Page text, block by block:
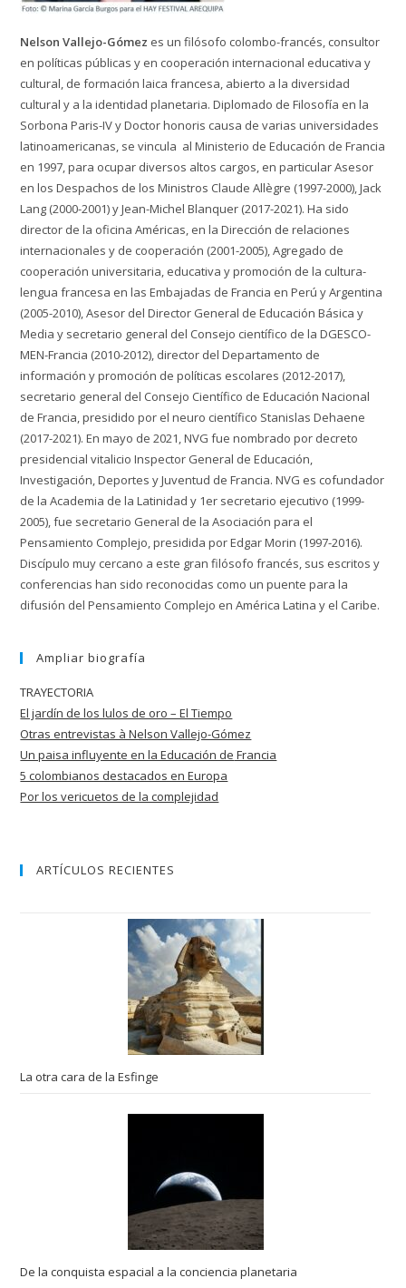
Nelson Vallejo-Gómez es un filósofo colombo-francés, consultor
en políticas públicas y en cooperación internacional educativa y
cultural, de formación laica francesa, abierto a la diversidad
cultural y a la identidad planetaria. Diplomado de Filosofía en la
Sorbona Paris-IV y Doctor honoris causa de varias universidades
latinoamericanas, se vincula al Ministerio de Educación de Francia
en 1997, para ocupar diversos altos cargos, en particular Asesor
en los Despachos de los Ministros Claude Allègre (1997-2000), Jack
Lang (2000-2001) y Jean-Michel Blanquer (2017-2021). Ha sido
director de la oficina Américas, en la Dirección de relaciones
internacionales y de cooperación (2001-2005), Agregado de
cooperación universitaria, educativa y promoción de la cultura-
lengua francesa en las Embajadas de Francia en Perú y Argentina
(2005-2010), Asesor del Director General de Educación Básica y
Media y secretario general del Consejo científico de la DGESCO-
MEN-Francia (2010-2012), director del Departamento de
información y promoción de políticas escolares (2012-2017),
secretario general del Consejo Científico de Educación Nacional
de Francia, presidido por el neuro científico Stanislas Dehaene
(2017-2021). En mayo de 2021, NVG fue nombrado por decreto
presidencial vitalicio Inspector General de Educación,
Investigación, Deportes y Juventud de Francia. NVG es cofundador
de la Academia de la Latinidad y 1er secretario ejecutivo (1999-
2005), fue secretario General de la Asociación para el
Pensamiento Complejo, presidida por Edgar Morin (1997-2016).
Discípulo muy cercano a este gran filósofo francés, sus escritos y
conferencias han sido reconocidas como un puente para la
difusión del Pensamiento Complejo en América Latina y el Caribe.
Ampliar biografía
TRAYECTORIA
El jardín de los lulos de oro – El Tiempo
Otras entrevistas à Nelson Vallejo-Gómez
Un paisa influyente en la Educación de Francia
5 colombianos destacados en Europa
Por los vericuetos de la complejidad
ARTÍCULOS RECIENTES
La otra cara de la Esfinge
De la conquista espacial a la conciencia planetaria